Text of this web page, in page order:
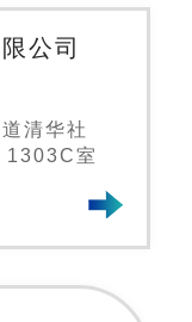
公司
清华社
1303C室